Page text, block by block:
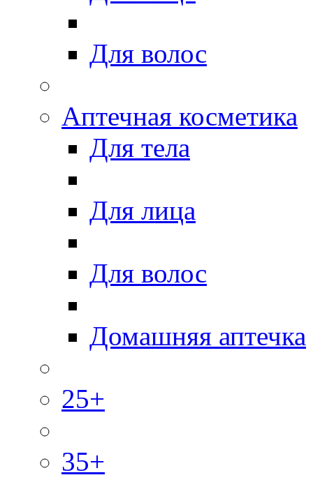
Для волос
Аптечная косметика
Для тела
Для лица
Для волос
Домашняя аптечка
25+
35+